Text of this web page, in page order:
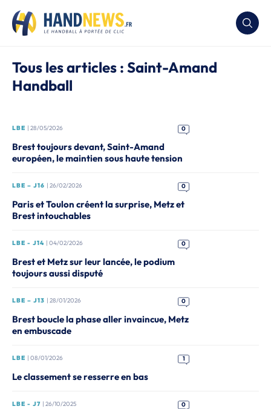
Tous les articles : Saint-Amand
Handball
LBE | 28/05/2026 0
Brest toujours devant, Saint-Amand
européen, le maintien sous haute tension
LBE – J16 | 26/02/2026 0
Paris et Toulon créent la surprise, Metz et
Brest intouchables
LBE - J14 | 04/02/2026 0
Brest et Metz sur leur lancée, le podium
toujours aussi disputé
LBE – J13 | 28/01/2026 0
Brest boucle la phase aller invaincue, Metz
en embuscade
LBE | 08/01/2026 1
Le classement se resserre en bas
LBE - J7 | 26/10/2025 0